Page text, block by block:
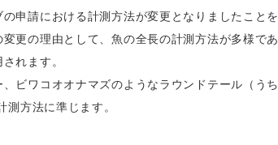
申請における計測方法が変更となりましたこ
変更の理由として、魚の全長の計測方法が多様で
れます。
ビワコオオナマズのようなラウンドテール（
測方法に準じます。